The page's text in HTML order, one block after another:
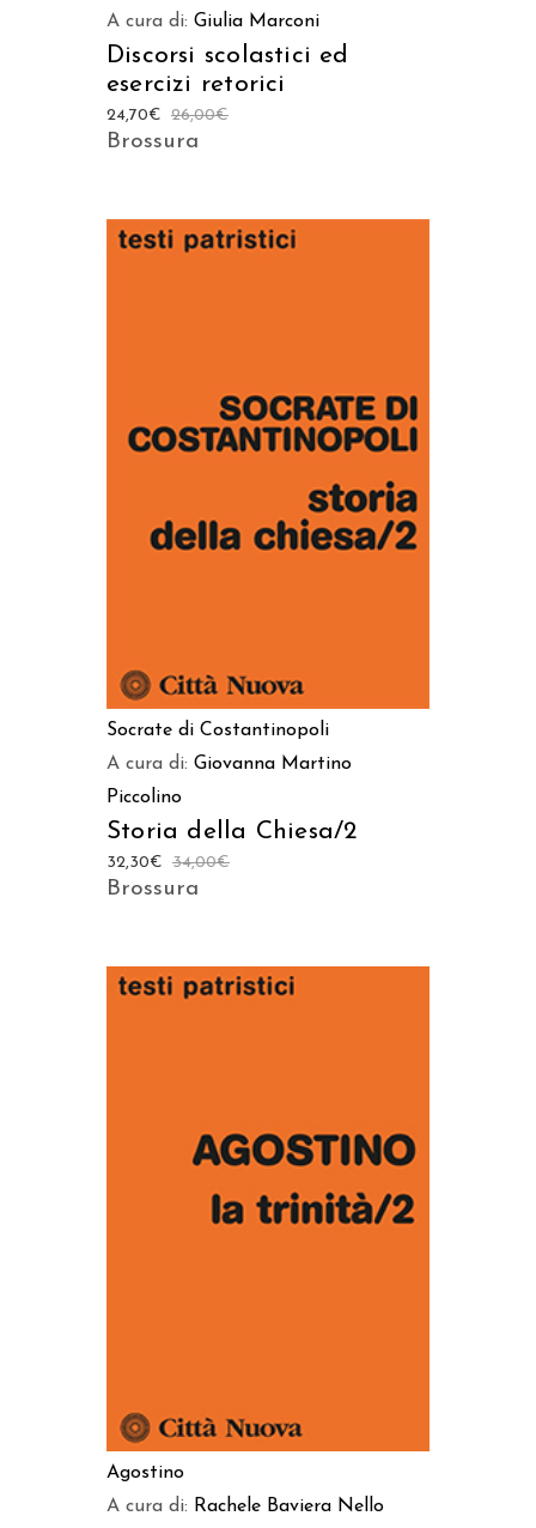
A cura di: Giulia Marconi
Discorsi scolastici ed
esercizi retorici
26,00€
24,70€
Brossura
Socrate di Costantinopoli
A cura di: Giovanna Martino
Piccolino
Storia della Chiesa/2
34,00€
32,30€
Brossura
AGGIUNGI AL CARRELLO
Agostino
A cura di: Rachele Baviera Nello